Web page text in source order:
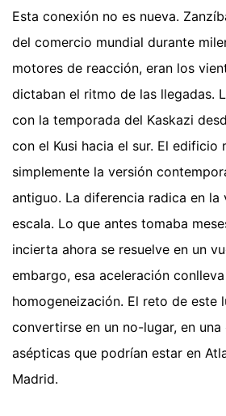
Esta conexión no es nueva.
del comercio mundial durante
motores de reacción, eran los
dictaban el ritmo de las llegadas.
con la temporada del Kaskazi
con el Kusi hacia el sur. El edificio
simplemente la versión
antiguo. La diferencia radica en la
escala. Lo que antes tomaba
incierta ahora se resuelve en un
embargo, esa aceleración
homogeneización. El reto de este
convertirse en un no-lugar, en una
asépticas que podrían estar en
Madrid.